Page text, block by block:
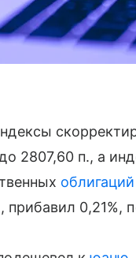
2807,60 п., а
облигаций
прибавил